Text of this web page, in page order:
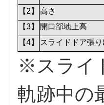
【2】
高さ
【3】
開口部地上高
【4】
スライドドア張
※スライ
軌跡中の